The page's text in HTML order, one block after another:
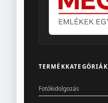
TERMÉKKATEGÓRIÁK
Fotókidolgozás